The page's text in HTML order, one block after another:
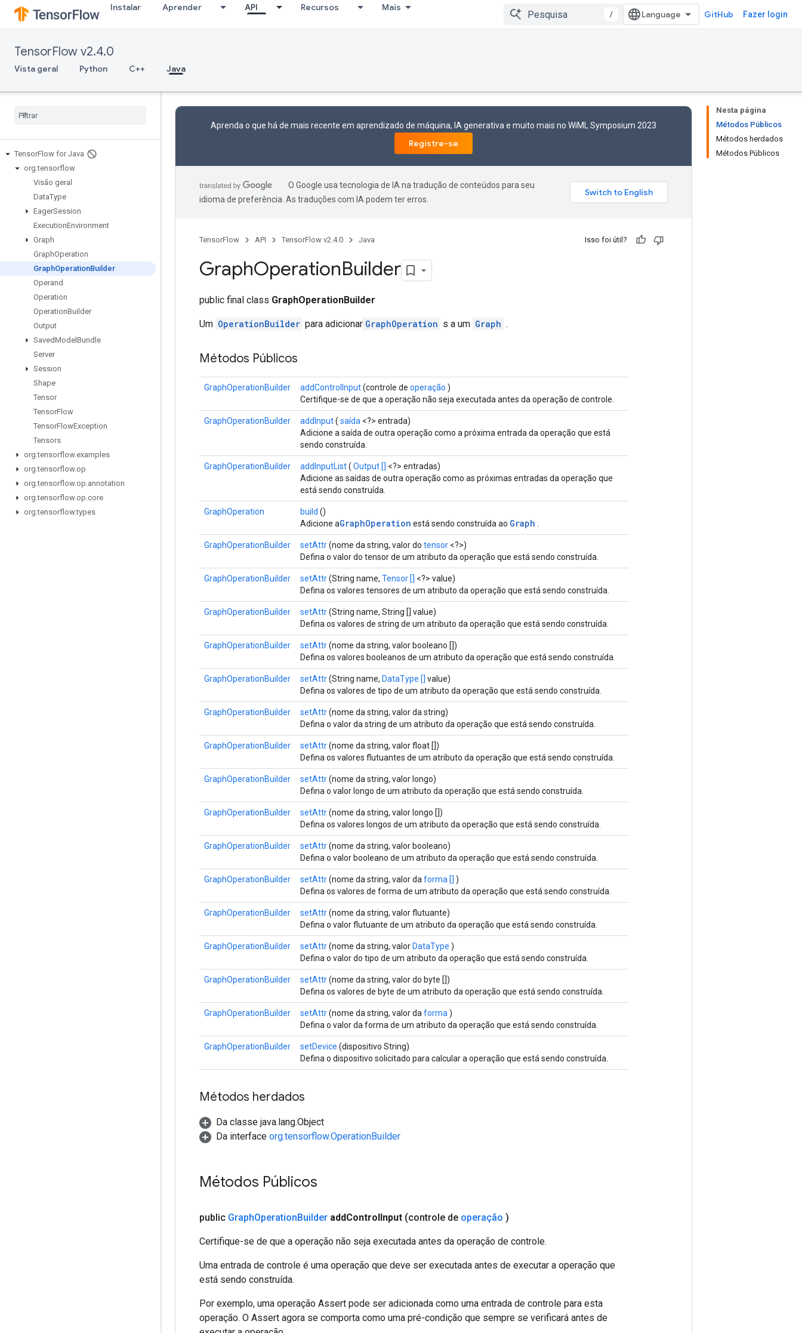
Instalar Aprender API Recursos Mais
/ GitHub Fazer login
TensorFlow v2.4.0
Vista geral Python C++ Java
TensorFlow for Java
org.tensorflow
Visão geral
DataType
EagerSession
ExecutionEnvironment
Graph
GraphOperation
GraphOperationBuilder
Operand
Operation
OperationBuilder
Output
SavedModel Bundle
Server
Session
Shape
Tensor
TensorFlow
TensorFlowException
Tensors
org.tensorflow.examples
org.tensorflow.op
org.tensorflow.op.annotation
org.tensorflow.op.core
org.tensorflow.types
Nesta página
Métodos Públicos
Métodos herdados
Métodos Públicos
Aprenda o que há de mais recente em aprendizado de máquina, IA generativa e muito mais no WiML Symposium 2023
Registre-se
O Google usa tecnologia de IA na tradução de conteúdos para seu
idioma de preferência. As traduções com IA podem ter erros.
TensorFlow API TensorFlow v2.4.0 Java Isso foi útil?
GraphOperationBuilder
public final class GraphOperationBuilder
Um OperationBuilder para adicionar GraphOperation s a um Graph .
Métodos Públicos
GraphOperationBuilder addControlInput(controle de operação )
Certifique-se de que a operação não seja executada antes da operação de controle.
GraphOperationBuilder addInput( saída <?> entrada)
Adicione a saída de outra operação como a próxima entrada da operação que está
sendo construída.
GraphOperationBuilder addInputList( Output [] <?> entradas)
Adicione as saídas de outra operação como as próximas entradas da operação que
está sendo construída.
GraphOperation build ()
Adicione aGraphOperation está sendo construída ao Graph
GraphOperationBuilder setAttr(nome da string, valor do tensor <?>)
Defina o valor do tensor de um atributo da operação que está sendo construída.
GraphOperationBuilder setAttr(String name, Tensor [] <?> value)
Defina os valores tensores de um atributo da operação que está sendo construída.
GraphOperationBuilder setAttr(String name, String [] value)
Defina os valores de string de um atributo da operação que está sendo construída.
GraphOperationBuilder setAttr(nome da string, valor booleano [])
Defina os valores booleanos de um atributo da operação que está sendo construída.
GraphOperationBuilder setAttr(String name, DataType [] value)
Defina os valores de tipo de um atributo da operação que está sendo construída.
GraphOperationBuilder setAttr(nome da string, valor da string)
Defina o valor da string de um atributo da operação que está sendo construída.
GraphOperationBuilder setAttr(nome da string, valor float [])
Defina os valores flutuantes de um atributo da operação que está sendo construída.
GraphOperationBuilder setAttr(nome da string, valor longo)
Defina o valor longo de um atributo da operação que está sendo construída.
GraphOperationBuilder setAttr(nome da string, valor longo [])
Defina os valores longos de um atributo da operação que está sendo construída.
GraphOperationBuilder setAttr(nome da string, valor booleano)
Defina o valor booleano de um atributo da operação que está sendo construída.
GraphOperationBuilder setAttr(nome da string, valor da forma [] )
Defina os valores de forma de um atributo da operação que está sendo construída.
GraphOperationBuilder setAttr(nome da string, valor flutuante)
Defina o valor flutuante de um atributo da operação que está sendo construída.
GraphOperationBuilder setAttr(nome da string, valor DataType )
Defina o valor do tipo de um atributo da operação que está sendo construída.
GraphOperationBuilder setAttr(nome da string, valor do byte [])
Defina os valores de byte de um atributo da operação que está sendo construída.
GraphOperationBuilder setAttr(nome da string, valor da forma )
Defina o valor da forma de um atributo da operação que está sendo construída.
GraphOperationBuilder setDevice (dispositivo String)
Defina o dispositivo solicitado para calcular a operação que está sendo construída.
Métodos herdados
Da classe java.lang.Object
Da interface org.tensorflow.OperationBuilder
Métodos Públicos
public GraphOperationBuilder addControlInput (controle de operação )
Certifique-se de que a operação não seja executada antes da operação de controle.
Uma entrada de controle é uma operação que deve ser executada antes de executar a operação que
está sendo construída.
Por exemplo, uma operação Assert pode ser adicionada como uma entrada de controle para esta
operação. O Assert agora se comporta como uma pré-condição que sempre se verificará antes de